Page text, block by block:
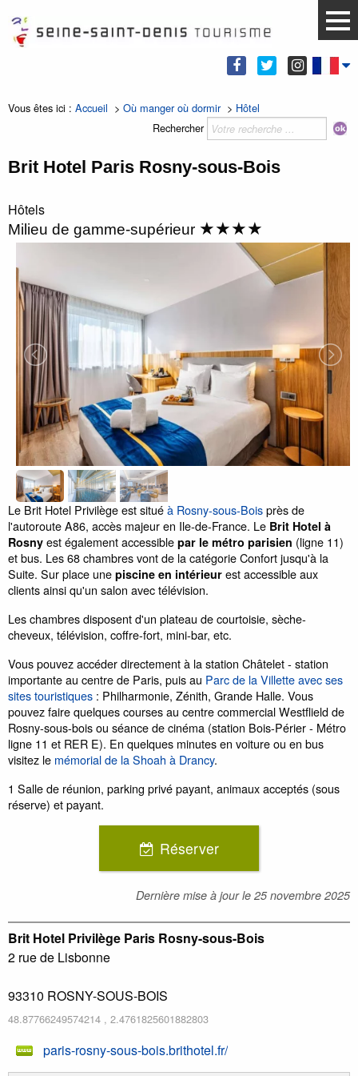
Vous êtes ici : Accueil > Où manger où dormir> Hôtel
Rechercher
Brit Hotel Paris Rosny-sous-Bois
Hôtels
Milieu de gamme-supérieur ★★★★
Le Brit Hotel Privilège est situéà Rosny-sous-Boisprès de
l'autoroute A86, accès majeur en Ile-de-France. Le Brit Hotel à
Rosny est également accessible par le métro parisien (ligne 11)
et bus. Les 68 chambres vont de la catégorie Confort jusqu'à la
Suite. Sur place une piscine en intérieur est accessible aux
clients ainsi qu'un salon avec télévision.
Les chambres disposent d'un plateau de courtoisie, sèche-
cheveux, télévision, coffre-fort, mini-bar, etc.
Vous pouvez accéder directement à la station Châtelet - station
importante au centre de Paris, puis au Parc de la Villette avec ses
sites touristiques : Philharmonie, Zénith, Grande Halle. Vous
pouvez faire quelques courses au centre commercial Westflield de
Rosny-sous-bois ou séance de cinéma (station Bois-Périer - Métro
ligne 11 et RER E). En quelques minutes en voiture ou en bus
visitez le mémorial de la Shoah à Drancy.
1 Salle de réunion, parking privé payant, animaux acceptés (sous
réserve) et payant.
Réserver
Dernière mise à jour le 25 novembre 2025
Brit Hotel Privilège Paris Rosny-sous-Bois
2 rue de Lisbonne
93310 ROSNY-SOUS-BOIS
48.87766249574214 , 2.4761825601882803
paris-rosny-sous-bois.brithotel.fr/